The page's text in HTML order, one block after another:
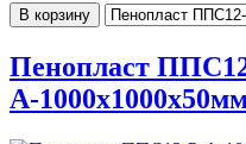
В корзину
Пенопласт
А-